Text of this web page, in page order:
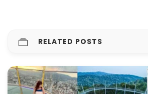
RELATED POSTS